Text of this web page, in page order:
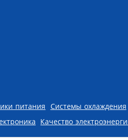
питания Системы охлаждения
Качество